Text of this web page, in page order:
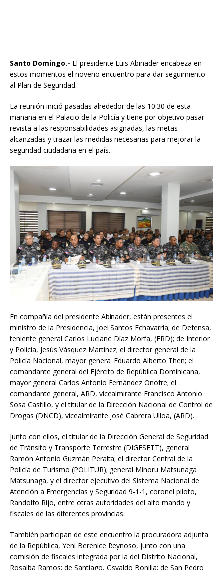
Santo Domingo.- El presidente Luis Abinader encabeza en
estos momentos el noveno encuentro para dar seguimiento
al Plan de Seguridad.
La reunión inició pasadas alrededor de las 10:30 de esta
mañana en el Palacio de la Policía y tiene por objetivo pasar
revista a las responsabilidades asignadas, las metas
alcanzadas y trazar las medidas necesarias para mejorar la
seguridad ciudadana en el país.
En compañía del presidente Abinader, están presentes el
ministro de la Presidencia, Joel Santos Echavarría; de Defensa,
teniente general Carlos Luciano Díaz Morfa, (ERD); de Interior
y Policía, Jesús Vásquez Martínez; el director general de la
Policía Nacional, mayor general Eduardo Alberto Then; el
comandante general del Ejército de República Dominicana,
mayor general Carlos Antonio Fernández Onofre; el
comandante general, ARD, vicealmirante Francisco Antonio
Sosa Castillo, y el titular de la Dirección Nacional de Control de
Drogas (DNCD), vicealmirante José Cabrera Ulloa, (ARD).
Junto con ellos, el titular de la Dirección General de Seguridad
de Tránsito y Transporte Terrestre (DIGESETT), general
Ramón Antonio Guzmán Peralta; el director Central de la
Policía de Turismo (POLITUR); general Minoru Matsunaga
Matsunaga, y el director ejecutivo del Sistema Nacional de
Atención a Emergencias y Seguridad 9-1-1, coronel piloto,
Randolfo Rijo, entre otras autoridades del alto mando y
fiscales de las diferentes provincias.
También participan de este encuentro la procuradora adjunta
de la República, Yeni Berenice Reynoso, junto con una
comisión de fiscales integrada por la del Distrito Nacional,
Rosalba Ramos; de Santiago, Osvaldo Bonilla; de San Pedro